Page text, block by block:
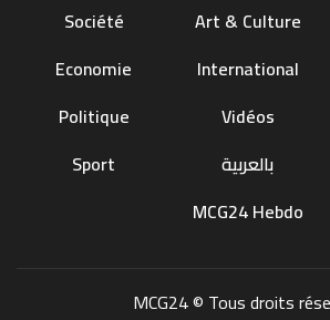
Société
Economie
Politique
Sport
Art & Culture
International
Vidéos
بالعربية
MCG24 Hebdo
MCG24 © Tous droits